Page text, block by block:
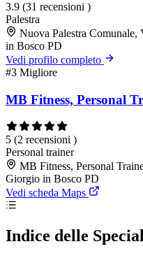
3.9 (31 recensioni )
Palestra
Nuova Palestra
in Bosco PD
Vedi profilo completo
#3 Migliore
MB Fitness, Personal
5 (2 recensioni )
Personal trainer
MB Fitness, Personal
Giorgio in Bosco PD
Vedi scheda Maps
Indice delle